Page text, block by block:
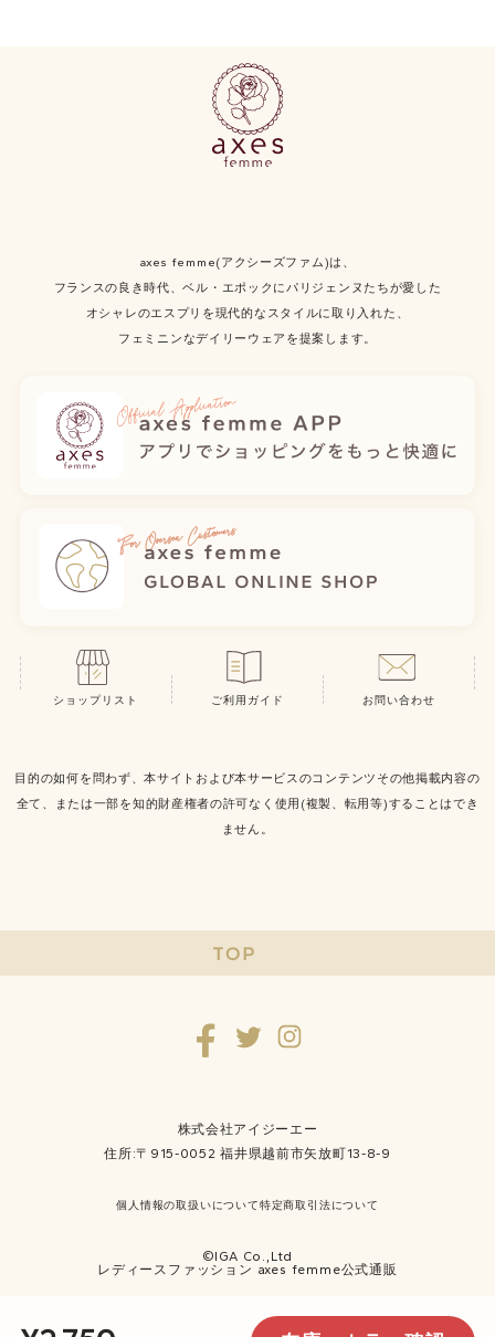
axes femme(アクシーズファム)は、
フランスの良き時代、ベル・エポックにパリジェンヌたちが愛した
オシャレのエスプリを現代的なスタイルに取り入れた、
フェミニンなデイリーウェアを提案します。
ショップリスト ご利用ガイド お問い合わせ
目的の如何を問わず、本サイトおよび本サービスのコンテンツその他掲載内容の
全て、または一部を知的財産権者の許可なく使用(複製、転用等)することはでき
ません。
TOP
株式会社アイジーエー
住所:〒915-0052 福井県越前市矢放町13-8-9
個人情報の取扱いについて特定商取引法について
©IGA Co.,Ltd
レディースファッション axes femme公式通販